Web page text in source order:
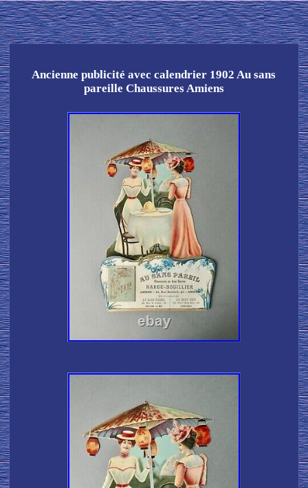
Ancienne publicité avec calendrier 1902 Au sans
pareille Chaussures Amiens